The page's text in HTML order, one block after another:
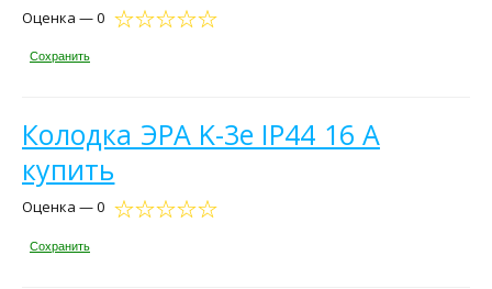
Оценка — 0
Сохранить
Колодка ЭРА K-3e IP44 16 А
купить
Оценка — 0
Сохранить